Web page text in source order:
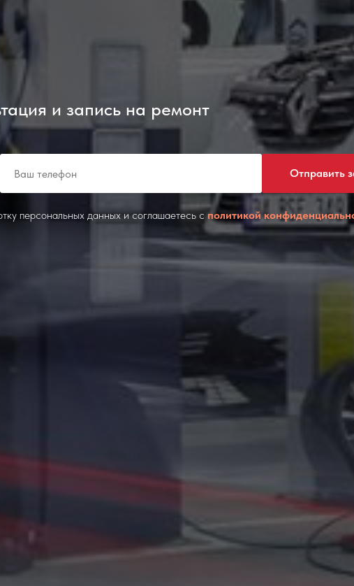
и запись на ремонт
Отправить
персональных данных и соглашаетесь cполитикой